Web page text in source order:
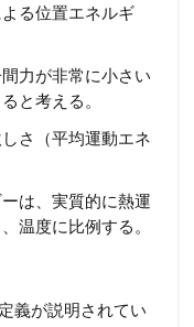
る位置エネルギ
力が非常に小さい
と考える。
さ（平均運動エネ
は、実質的に熱運
温度に比例する。
義が説明されてい